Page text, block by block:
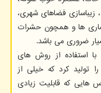
زیباسازی فضاهای شهری،
ها و همچون حشرات
ضروری می باشد.
با استفاده از روش های
تولید کرد که خیلی از
هایی که قابلیت زیادی